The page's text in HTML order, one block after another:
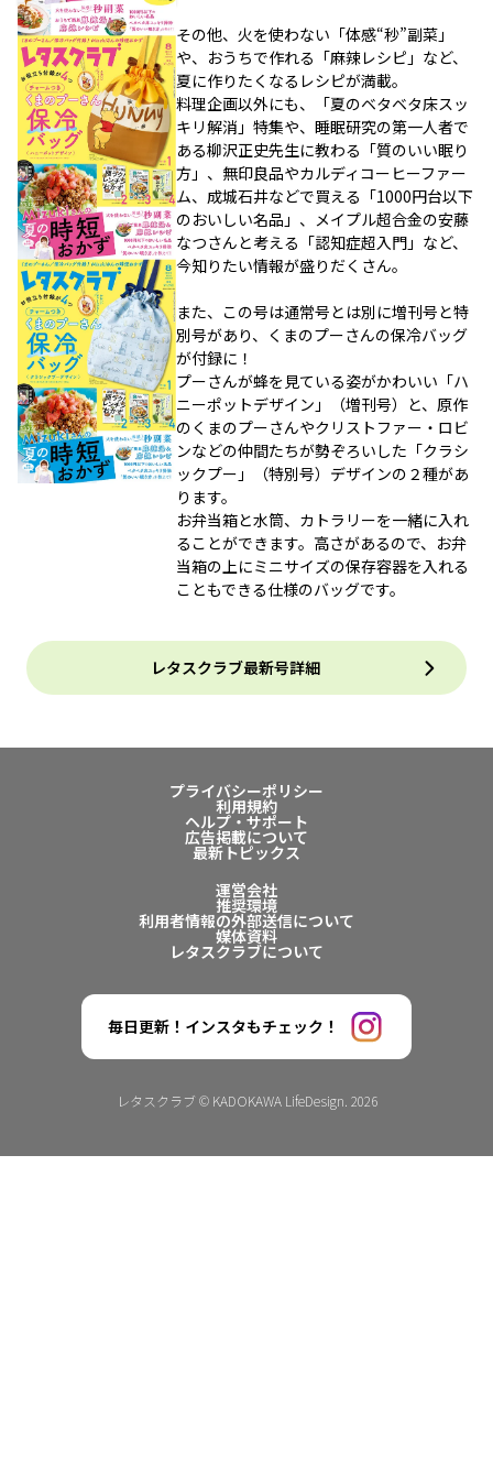
その他、火を使わない「体感“秒”副菜」
や、おうちで作れる「麻辣レシピ」など、
夏に作りたくなるレシピが満載。
料理企画以外にも、「夏のベタベタ床スッ
キリ解消」特集や、睡眠研究の第一人者で
ある柳沢正史先生に教わる「質のいい眠り
方」、無印良品やカルディコーヒーファー
ム、成城石井などで買える「1000円台以下
のおいしい名品」、メイプル超合金の安藤
なつさんと考える「認知症超入門」など、
今知りたい情報が盛りだくさん。
また、この号は通常号とは別に増刊号と特
別号があり、くまのプーさんの保冷バッグ
が付録に！
プーさんが蜂を見ている姿がかわいい「ハ
ニーポットデザイン」（増刊号）と、原作
のくまのプーさんやクリストファー・ロビ
ンなどの仲間たちが勢ぞろいした「クラシ
ックプー」（特別号）デザインの２種があ
ります。
お弁当箱と水筒、カトラリーを一緒に入れ
ることができます。高さがあるので、お弁
当箱の上にミニサイズの保存容器を入れる
こともできる仕様のバッグです。
レタスクラブ最新号詳細
プライバシーポリシー
利用規約
ヘルプ・サポート
広告掲載について
最新トピックス
運営会社
推奨環境
利用者情報の外部送信について
媒体資料
レタスクラブについて
毎日更新！インスタもチェック！
レタスクラブ © KADOKAWA LifeDesign. 2026